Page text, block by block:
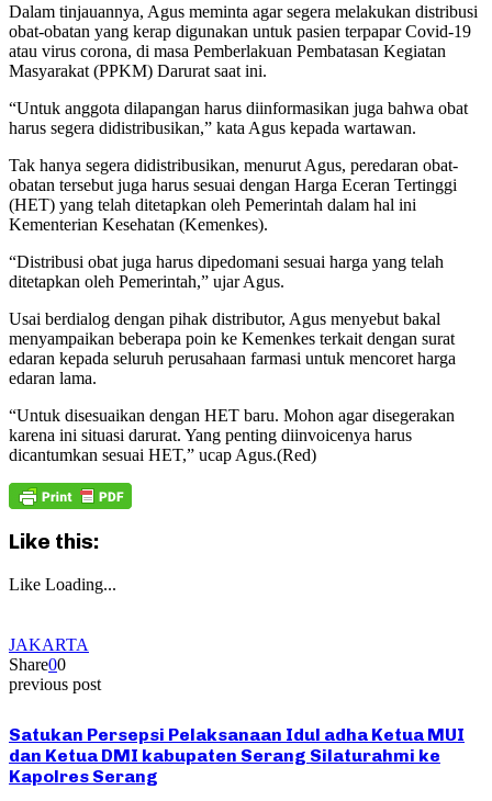
Dalam tinjauannya, Agus meminta agar segera melakukan distribusi
obat-obatan yang kerap digunakan untuk pasien terpapar Covid-19
atau virus corona, di masa Pemberlakuan Pembatasan Kegiatan
Masyarakat (PPKM) Darurat saat ini.
“Untuk anggota dilapangan harus diinformasikan juga bahwa obat
harus segera didistribusikan,” kata Agus kepada wartawan.
Tak hanya segera didistribusikan, menurut Agus, peredaran obat-
obatan tersebut juga harus sesuai dengan Harga Eceran Tertinggi
(HET) yang telah ditetapkan oleh Pemerintah dalam hal ini
Kementerian Kesehatan (Kemenkes).
“Distribusi obat juga harus dipedomani sesuai harga yang telah
ditetapkan oleh Pemerintah,” ujar Agus.
Usai berdialog dengan pihak distributor, Agus menyebut bakal
menyampaikan beberapa poin ke Kemenkes terkait dengan surat
edaran kepada seluruh perusahaan farmasi untuk mencoret harga
edaran lama.
“Untuk disesuaikan dengan HET baru. Mohon agar disegerakan
karena ini situasi darurat. Yang penting diinvoicenya harus
dicantumkan sesuai HET,” ucap Agus.(Red)
Like this:
Like Loading...
JAKARTA
Share00
previous post
Satukan Persepsi Pelaksanaan Idul adha Ketua MUI
dan Ketua DMI kabupaten Serang Silaturahmi ke
Kapolres Serang